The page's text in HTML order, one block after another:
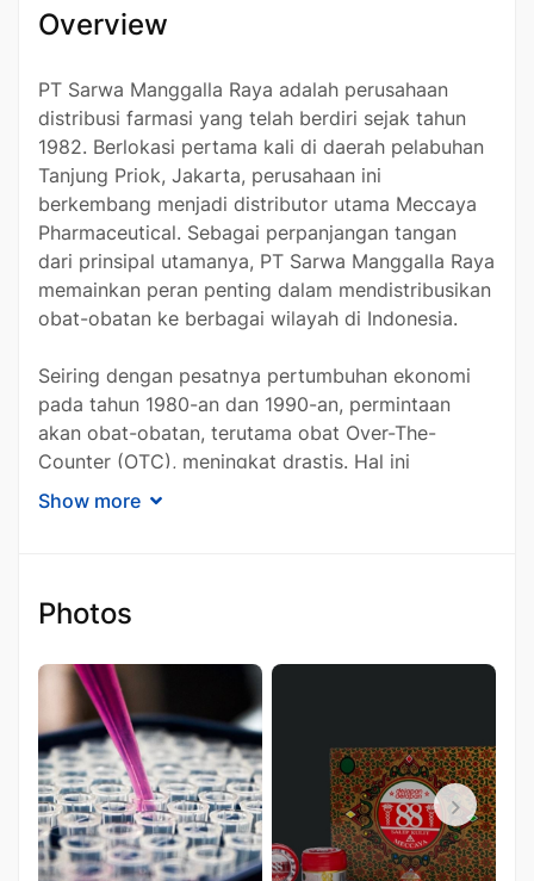
Overview
PT Sarwa Manggalla Raya adalah perusahaan
distribusi farmasi yang telah berdiri sejak tahun
1982. Berlokasi pertama kali di daerah pelabuhan
Tanjung Priok, Jakarta, perusahaan ini
berkembang menjadi distributor utama Meccaya
Pharmaceutical. Sebagai perpanjangan tangan
dari prinsipal utamanya, PT Sarwa Manggalla Raya
memainkan peran penting dalam mendistribusikan
obat-obatan ke berbagai wilayah di Indonesia.
Seiring dengan pesatnya pertumbuhan ekonomi
pada tahun 1980-an dan 1990-an, permintaan
akan obat-obatan, terutama obat Over-The-
Counter (OTC), meningkat drastis. Hal ini
mendorong industri farmasi untuk memperluas
Manggalla Raya berhasil mengatasi hambatan ini
dengan membangun jaringan distribusi yang kuat
dan efisien di lima pulau utama di Indonesia.
Sejarah dan
Perkembangan PT
Sarwa Manggalla Raya
Show more
Photos